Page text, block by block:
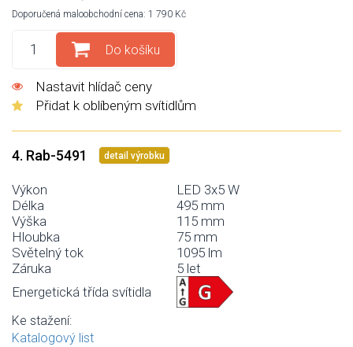
Doporučená maloobchodní cena: 1 790 Kč
Do košíku
Nastavit hlídač ceny
Přidat k oblíbeným svítidlům
4. Rab-5491 detail výrobku
Výkon
LED 3x5 W
Délka
495 mm
Výška
115 mm
Hloubka
75 mm
Světelný tok
1095 lm
Záruka
5 let
Energetická třída svítidla
Ke stažení:
Katalogový list